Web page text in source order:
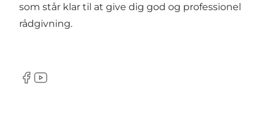
som står klar til at give dig god og professionel
rådgivning.
Facebook
Youtube